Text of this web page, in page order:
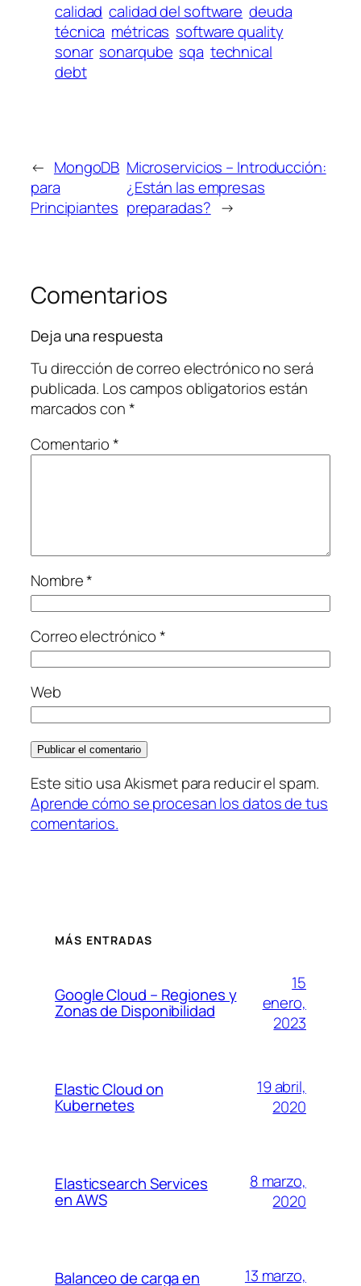
calidad calidad del software deuda
técnica métricas software quality
sonar sonarqube sqa technical
debt
← MongoDB
para
Principiantes
Microservicios – Introducción:
¿Están las empresas
preparadas? →
Comentarios
Deja una respuesta
Tu dirección de correo electrónico no será
publicada. Los campos obligatorios están
marcados con*
Comentario*
Nombre*
Correo electrónico*
Web
Este sitio usa Akismet para reducir el spam.
Aprende cómo se procesan los datos de tus
comentarios.
MÁS ENTRADAS
Google Cloud – Regiones y
Zonas de Disponibilidad
15
enero,
2023
Elastic Cloud on
Kubernetes
19 abril,
2020
Elasticsearch Services
en AWS
8 marzo,
2020
Balanceo de carga en
13 marzo,